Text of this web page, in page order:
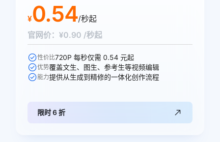
¥0.54/秒起
官网价：¥0.90 /秒起
性价比720P 每秒仅需 0.54 元起
优势覆盖文生、图生、参考生等视频编辑
能力提供从生成到精修的一体化创作流程
限时 6 折